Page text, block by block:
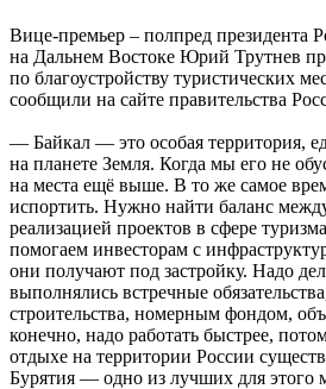
Вице-премьер – полпред президента
на Дальнем Востоке Юрий Трутнев
по благоустройству туристических
сообщили на сайте правительства
— Байкал — это особая территория,
на планете Земля. Когда мы его не
на места ещё выше. В то же самое
испортить. Нужно найти баланс
реализацией проектов в сфере
помогаем инвесторам с
они получают под застройку. Надо
выполнялись встречные
строительства, номерным фондом,
конечно, надо работать быстрее,
отдыхе на территории России
Бурятия — одно из лучших для этого